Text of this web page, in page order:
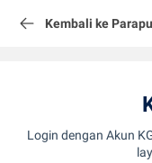
Kembali ke
Login dengan Akun